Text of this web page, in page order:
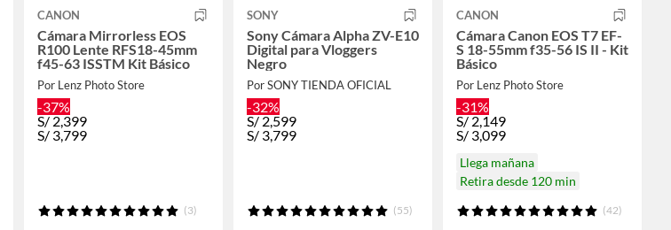
CANON
Cámara Mirrorless EOS
R100 Lente RFS18-45mm
f45-63 ISSTM Kit Básico
Por Lenz Photo Store
-37%
S/ 2,399
S/ 3,799
(3)
SONY
Sony Cámara Alpha ZV-E10
Digital para Vloggers
Negro
Por SONY TIENDA OFICIAL
-32%
S/ 2,599
S/ 3,799
(55)
CANON
Cámara Canon EOS T7 EF-
S 18-55mm f35-56 IS II - Kit
Básico
Por Lenz Photo Store
-31%
S/ 2,149
S/ 3,099
Llega mañana
Retira desde 120 min
(42)